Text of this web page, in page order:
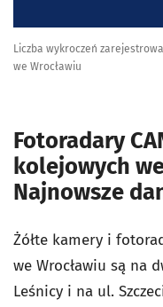
Liczba wykroczeń
we Wrocławiu
Fotoradary
kolejowych
Najnowsze
Żółte kamery i
we Wrocławiu są na
Leśnicy i na ul.